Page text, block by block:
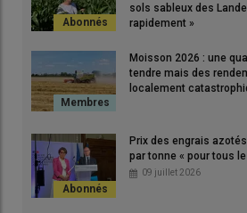
sols sableux des
rapidement »
Moisson 2026 : une
tendre mais des
localement
Prix des engrais
par tonne « pour tous
09 juillet 2026